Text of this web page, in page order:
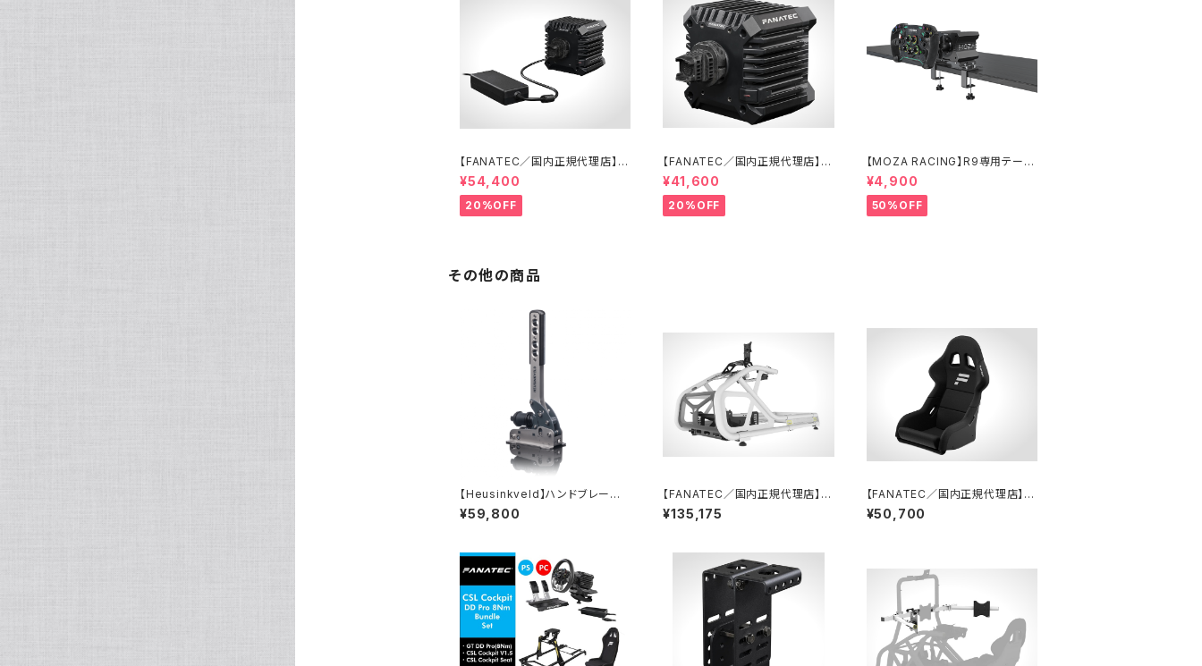
【FANATEC／国内正規代理店】C
SL DD QR2 (8Nmダイレクトドラ
イブモーターベース)
¥54,400
20%OFF
【FANATEC／国内正規代理店】C
SL DD QR2 (5 Nmダイレクトド
ライブモーターベース)
¥41,600
20%OFF
【MOZA RACING】R9専用テーブ
ルクランプ
¥4,900
50%OFF
その他の商品
【Heusinkveld】ハンドブレーキ /
SIM Handbrake V2
¥59,800
【FANATEC／国内正規代理店】Cl
ubSport GT Cockpit (White)
¥135,175
【FANATEC／国内正規代理店】G
T Cockpit Seat (Black)
¥50,700